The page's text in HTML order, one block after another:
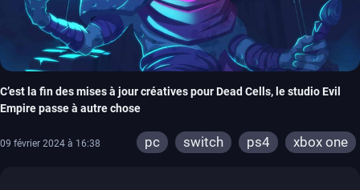
C’est la fin des mises à jour créatives pour Dead Cells, le studio Evil
Empire passe à autre chose
09 février 2024 à 16:38 pc switch ps4 xbox one